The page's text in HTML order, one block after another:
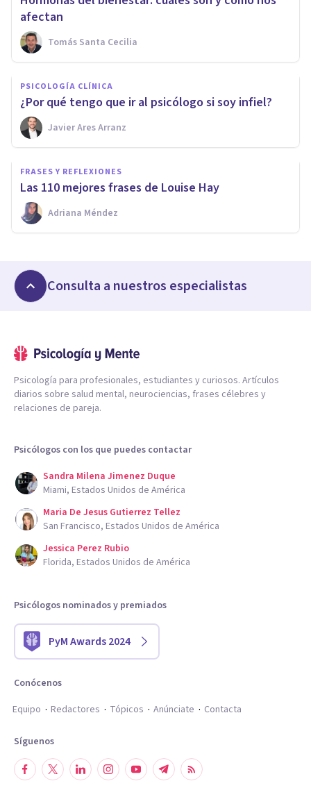
afectan
Tomás Santa Cecilia
PSICOLOGÍA CLÍNICA
¿Por qué tengo que ir al psicólogo si soy infiel?
Javier Ares Arranz
FRASES Y REFLEXIONES
Las 110 mejores frases de Louise Hay
Adriana Méndez
Consulta a nuestros especialistas
Psicología para profesionales, estudiantes y curiosos. Artículos
diarios sobre salud mental, neurociencias, frases célebres y
relaciones de pareja.
Psicólogos con los que puedes contactar
Sandra Milena Jimenez Duque
Miami, Estados Unidos de América
Maria De Jesus Gutierrez Tellez
San Francisco, Estados Unidos de América
Jessica Perez Rubio
Florida, Estados Unidos de América
Psicólogos nominados y premiados
PyM Awards 2024
Conócenos
Equipo
Redactores Tópicos Anúnciate Contacta
Síguenos